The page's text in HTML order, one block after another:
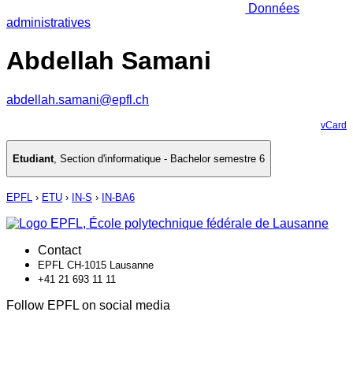
Données
administratives
Abdellah Samani
abdellah.samani@epfl.ch
vCard
Etudiant, Section d'informatique - Bachelor semestre 6
EPFL › ETU › IN-S › IN-BA6
Contact
EPFL CH-1015 Lausanne
+41 21 693 11 11
Follow EPFL on social media